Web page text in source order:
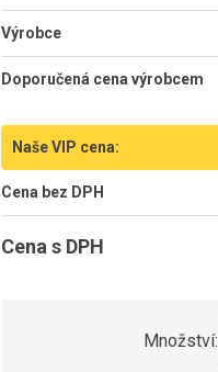
Výrobce
Doporučená cena výrobcem
Naše VIP cena:
Cena bez DPH
Cena s DPH
Množství: